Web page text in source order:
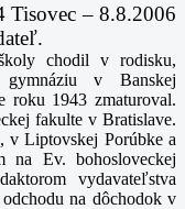
– 8.8.2006
chodil v rodisku,
v Banskej
roku 1943 zmaturoval.
fakulte v Bratislave.
v Liptovskej Porúbke a
na Ev. bohosloveckej
vydavateľstva
na dôchodok v